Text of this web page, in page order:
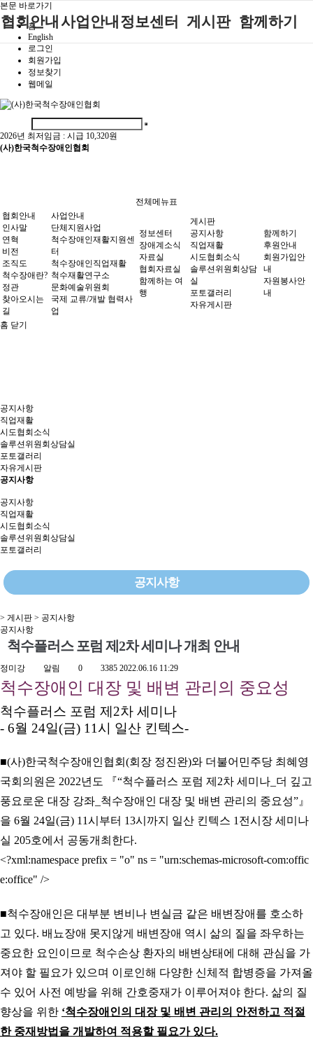
본문 바로가기
홈
English
로그인
회원가입
정보찾기
웹메일
2026년 최저임금 : 시급 10,320원
(사)한국척수장애인협회
협회안내
인사말
연혁
조직도
척수장애란?
사업안내
단체지원사업
척수장애인재
척수장애인직
척수재활연구
국제 교류/개
발 협력사업
정보센터
함께하는 여
게시판 함께하기
전체메뉴표
협회안내
인사말
연혁
비전
조직도
척수장애란?
정관
찾아오시는
길
사업안내
단체지원사업
척수장애인재활지원센
터
척수장애인직업재활
척수재활연구소
문화예술위원회
국제 교류/개발 협력사
업
정보센터
장애계소식
자료실
협회자료실
함께하는 여
행
게시판
공지사항
직업재활
시도협회소식
솔루션위원회상담
실
포토갤러리
자유게시판
함께하기
후원안내
회원가입안
내
자원봉사안
내
홈 닫기
공지사항
직업재활
시도협회소식
솔루션위원회상담실
포토갤러리
자유게시판
공지사항
공지사항
직업재활
시도협회소식
솔루션위원회상담실
포토갤러리
공지사항
> 게시판 > 공지사항
공지사항
척수플러스 포럼 제2차 세미나 개최 안내
정미강 알림 0 3385 2022.06.16 11:29
척수장애인 대장 및 배변 관리의 중요성
척수플러스 포럼 제 2차 세미나
- 6월 24일(금) 11시 일산 킨텍스-
■(사)한국척수장애인협회 (회장 정진완)와 더불어민주당 최혜영
국회의원은 2022년도 『“척수플러스 포럼 제 2차 세미나 더 깊고
풍요로운 대장 강좌 척수장애인 대장 및 배변 관리의 중요성” 』
을 6월 24일(금) 11시부터 13시까지 일산 킨텍스 1 전시장 세미나
실 205호에서 공동개최한다.
<?xml:namespace prefix = "o" ns = "urn:schemas-microsoft-com:offic
e:office" />
■척수장애인은 대부분 변비나 변실금 같은 배변장애를 호소하
고 있다. 배뇨장애 못지않게 배변장애 역시 삶의 질을 좌우하는
중요한 요인이므로 척수손상 환자의 배변상태에 대해 관심을 가
져야 할 필요가 있으며 이로인해 다양한 신체적 합병증을 가져올
수 있어 사전 예방을 위해 간호중재가 이루어져야 한다. 삶의 질
향상을 위한 ‘척수장애인의 대장 및 배변 관리의 안전하고 적절
한 중재방법을 개발하여 적용할 필요가 있다.